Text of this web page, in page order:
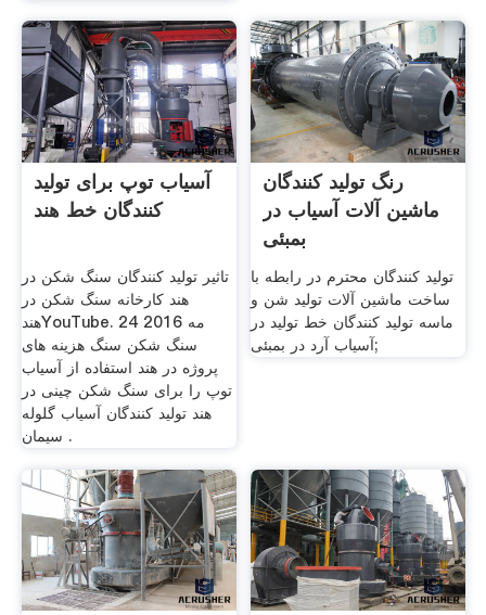
آسیاب توپ برای تولید
کنندگان خط هند
تاثیر تولید کنندگان سنگ شکن در
هند کارخانه سنگ شکن در
هندYouTube. 24 مه 2016
سنگ شکن سنگ هزینه های
پروژه در هند استفاده از آسیاب
توپ را برای سنگ شکن چینی در
هند تولید کنندگان آسیاب گلوله
سیمان .
رنگ تولید کنندگان
ماشین آلات آسیاب در
بمبئی
تولید کنندگان محترم در رابطه با
ساخت ماشین آلات تولید شن و
ماسه تولید کنندگان خط تولید در
آسیاب آرد در بمبئی;